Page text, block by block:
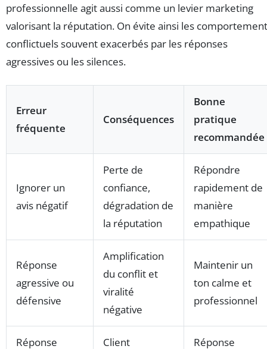
professionnelle agit aussi comme un levier marketing
valorisant la réputation. On évite ainsi les
conflictuels souvent exacerbés par les réponses
agressives ou les silences.
Erreur
fréquente
Conséquences
Bonne
pratique
recommandée
Ignorer un
avis négatif
Perte de
confiance,
dégradation de
la réputation
Répondre
rapidement de
manière
empathique
Réponse
agressive ou
défensive
Amplification
du conflit et
viralité
négative
Maintenir un
ton calme et
professionnel
Réponse
Client
Réponse